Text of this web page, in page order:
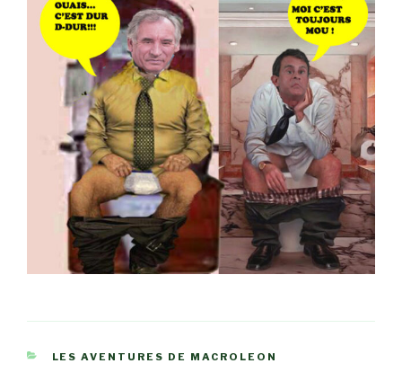
CATÉGORIES
LES AVENTURES DE MACROLEON